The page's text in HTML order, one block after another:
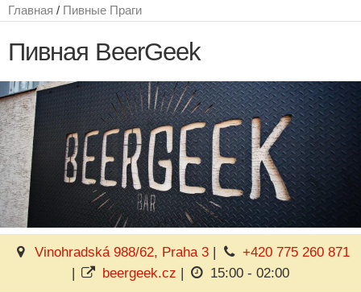
Главная / Пивные Праги
Пивная BeerGeek
Vinohradská 988/62, Praha 3|
+420 775 260 871
|
beergeek.cz | 15:00 - 02:00